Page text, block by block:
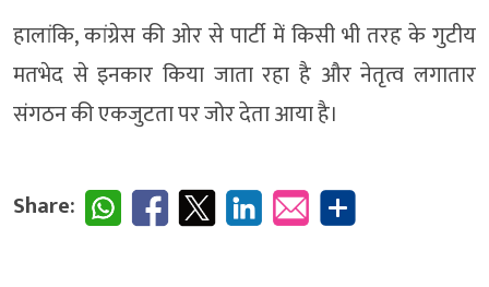
हालांकि, कांग्रेस की ओर से पार्टी में किसी भी तरह के गुटीय
मतभेद से इनकार किया जाता रहा है और नेतृत्व लगातार
संगठन की एकजुटता पर जोर देता आया है।
Share: